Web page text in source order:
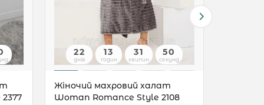
22
днів
13
годин
31
хвилин
49
секунд
Жіночий махровий халат
Woman Romance Style 2108